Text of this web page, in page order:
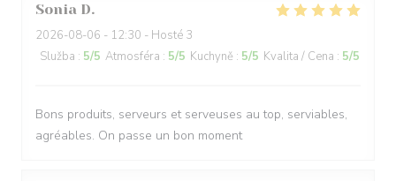
Sonia D
2026-08-06 - 12:30 - Hosté 3
Služba : 5/5 Atmosféra : 5/5 Kuchyně : 5/5 Kvalita / Cena : 5/5
Bons produits, serveurs et serveuses au top, serviables,
agréables. On passe un bon moment